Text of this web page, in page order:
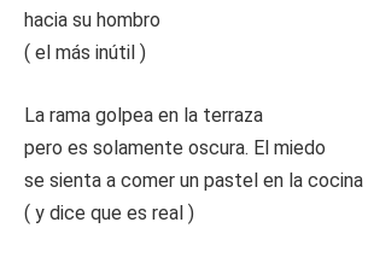
hacia su hombro
( el más inútil )
La rama golpea en la terraza
pero es solamente oscura. El miedo
se sienta a comer un pastel en la cocina
( y dice que es real )